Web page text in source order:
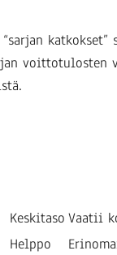
voittotulosten
Keskitaso Vaatii
Helppo